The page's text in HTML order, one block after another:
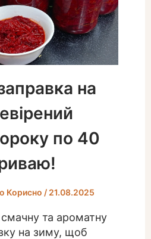
на
по 40
Корисно / 21.08.2025
та ароматну
на зиму, щоб